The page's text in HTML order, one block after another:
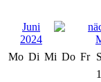
Juni
2024
Mo Di Mi Do Fr
1